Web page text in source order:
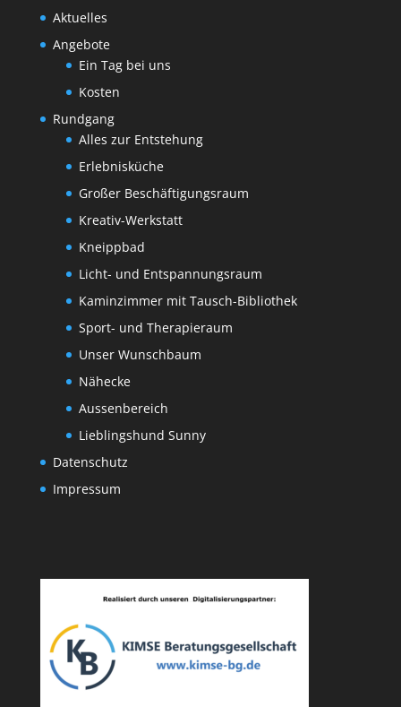
Aktuelles
Angebote
Ein Tag bei uns
Kosten
Rundgang
Alles zur Entstehung
Erlebnisküche
Großer Beschäftigungsraum
Kreativ-Werkstatt
Kneippbad
Licht- und Entspannungsraum
Kaminzimmer mit Tausch-Bibliothek
Sport- und Therapieraum
Unser Wunschbaum
Nähecke
Aussenbereich
Lieblingshund Sunny
Datenschutz
Impressum